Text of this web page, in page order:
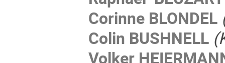
Corinne BLONDEL
Colin BUSHNELL
Volker